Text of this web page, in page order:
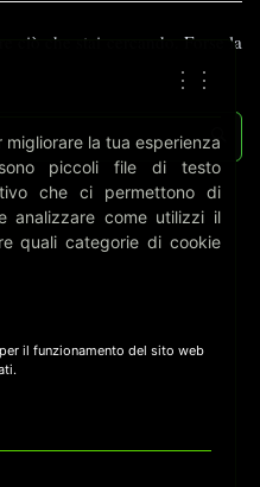
ciò che stai cercando. Forse la
⋮⋮
la tua esperienza
piccoli file di testo
che ci permettono di
analizzare come utilizzi il
quali categorie di cookie
il funzionamento del sito web